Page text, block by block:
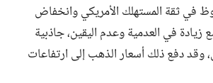
ثقة المستهلك الأمريكي وانخفاض
زيادة في العدمية وعدم اليقين، جاذبية
وقد دفع ذلك أسعار الذهب إلى ارتفاعات